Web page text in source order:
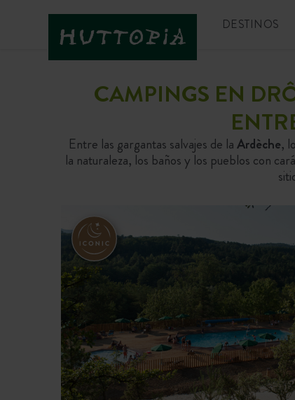
DESTINOS
CAMPINGS EN
Entre las gargantas salvajes de laArdèche,
la naturaleza, los baños y los pueblos con